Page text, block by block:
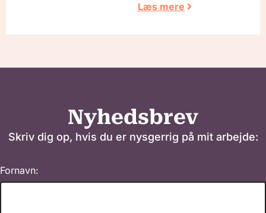
Læs mere
Nyhedsbrev
Skriv dig op, hvis du er nysgerrig på mit arbejde:
Fornavn: